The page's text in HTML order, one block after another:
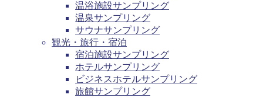
温浴施設サンプリング
温泉サンプリング
サウナサンプリング
観光・旅行・宿泊
宿泊施設サンプリング
ホテルサンプリング
ビジネスホテルサンプリング
旅館サンプリング